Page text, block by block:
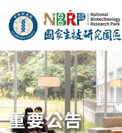
中央研究院官
重要公告